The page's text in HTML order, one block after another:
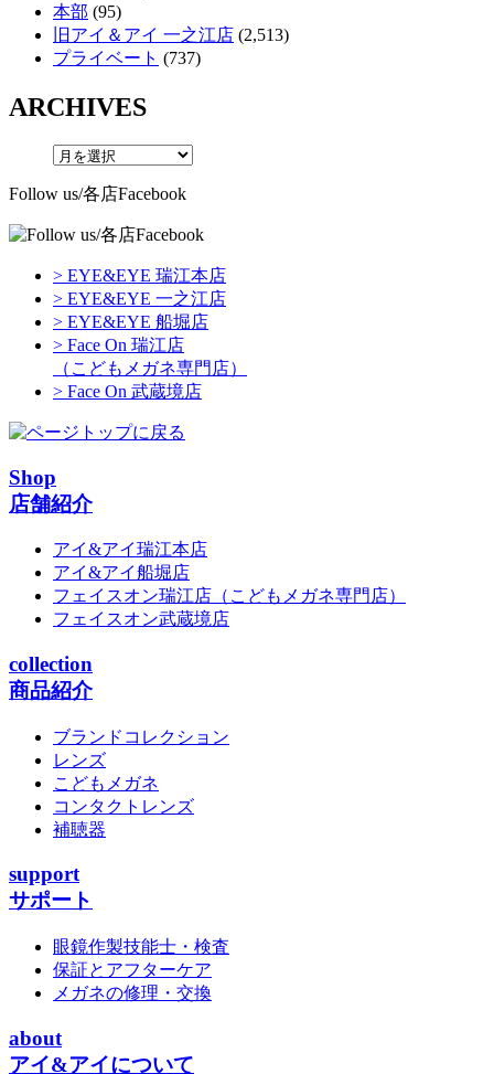
本部 (95)
旧アイ＆アイ 一之江店 (2,513)
プライベート (737)
ARCHIVES
Follow us/各店Facebook
> EYE&EYE 瑞江本店
> EYE&EYE 一之江店
> EYE&EYE 船堀店
> Face On 瑞江店
（こどもメガネ専門店）
> Face On 武蔵境店
Shop
店舗紹介
アイ&アイ瑞江本店
アイ&アイ船堀店
フェイスオン瑞江店 （こどもメガネ専門店）
フェイスオン武蔵境店
collection
商品紹介
ブランドコレクション
レンズ
こどもメガネ
コンタクトレンズ
補聴器
support
サポート
眼鏡作製技能士・検査
保証とアフターケア
メガネの修理・交換
about
アイ&アイについて